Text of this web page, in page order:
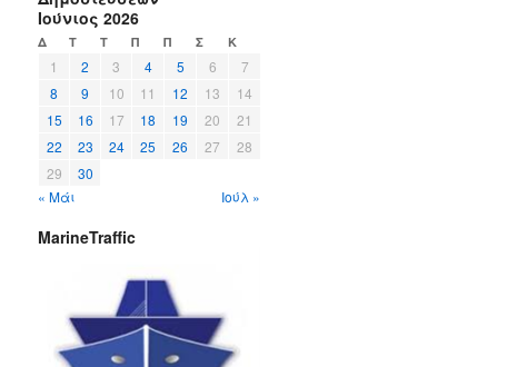
Ιούνιος 2026
Δ Τ Τ Π Π Σ Κ
1 2 3 4 5 6
7
8
9 10 11 12 13
14
15
16 17 18 19 20
21
22
23 24 25 26 27
28
29
30
« Μάι
Ιούλ »
MarineTraffic